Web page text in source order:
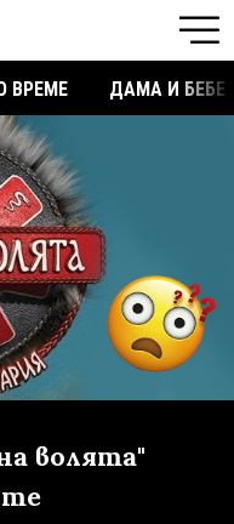
ВРЕМЕ ДАМА И БЕБЕ
волята"